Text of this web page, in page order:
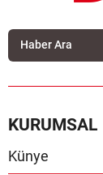
KURUMSAL
Künye